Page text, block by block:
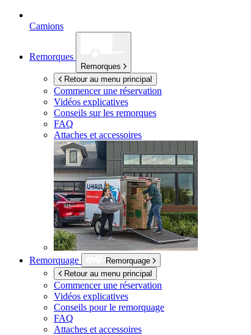
Camions
Remorques
Remorques
Retour au menu principal
Commencer une réservation
Vidéos explicatives
Conseils sur les remorques
FAQ
Attaches et accessoires
Remorquage
Remorquage
Retour au menu principal
Commencer une réservation
Vidéos explicatives
Conseils pour le remorquage
FAQ
Attaches et accessoires